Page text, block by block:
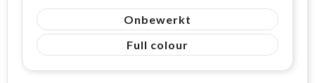
Onbewerkt
Full colour